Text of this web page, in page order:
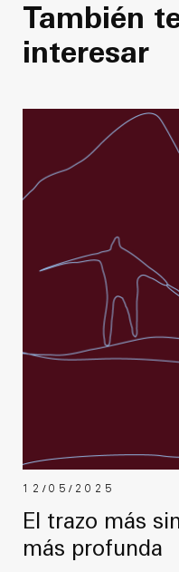
También
interesar
12/05/2025
El trazo más
más profunda